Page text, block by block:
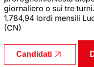
giornaliero o sui tre
1.784,94 lordi mensili
(CN)
Candidati